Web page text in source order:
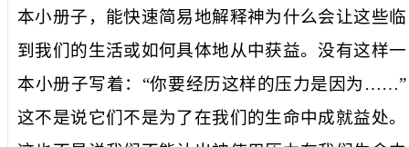
本小册子，能快速简易地解释神为什么会让这些临
到我们的生活或如何具体地从中获益。没有这样一
本小册子写着：“你要经历这样的压力是因为……”
这不是说它们不是为了在我们的生命中成就益处。